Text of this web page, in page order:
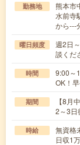
勤務地
熊本市
水前寺
から---
曜日頻度
週2日
談くだ
時間
9:00～
OK！
期間
【8月
2～3日
時給
無資
日収1